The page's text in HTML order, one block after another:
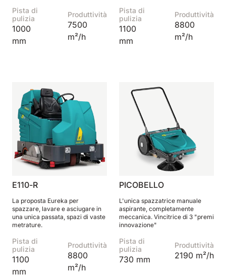
Pista di
pulizia
1000
mm
Produttività
7500
m²/h
difficili.
Pista di
pulizia
1100
mm
Produttività
8800
m²/h
E110-R
La proposta Eureka per
spazzare, lavare e asciugare in
una unica passata, spazi di vaste
metrature.
Pista di
pulizia
1100
mm
Produttività
8800
m²/h
PICOBELLO
L'unica spazzatrice manuale
aspirante, completamente
meccanica. Vincitrice di 3 "premi
innovazione"
Pista di
pulizia
730 mm
Produttività
2190 m²/h